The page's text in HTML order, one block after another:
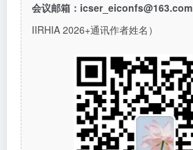
会议邮箱： icser_eiconfs@163.com
IIRHIA 2026+通讯作者姓名）